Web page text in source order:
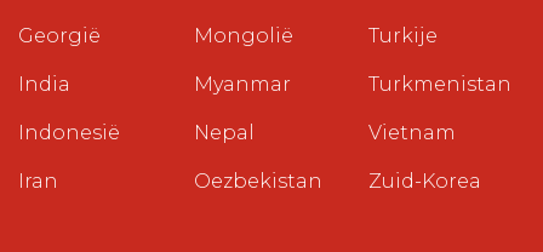
Georgië
India
Indonesië
Iran
Mongolië
Myanmar
Nepal
Oezbekistan
Turkije
Turkmenistan
Vietnam
Zuid-Korea